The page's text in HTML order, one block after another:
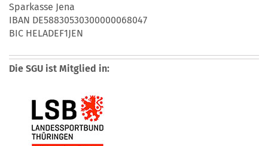
Sparkasse Jena
IBAN DE58830530300000068047
BIC HELADEF1JEN
Die SGU ist Mitglied in: